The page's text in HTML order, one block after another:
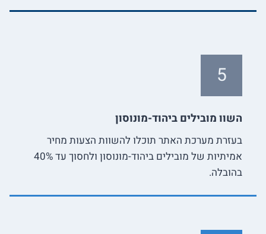
5
השוו מובילים ביהוד-מונוסון
בעזרת מערכת האתר תוכלו להשוות הצעות מחיר
אמיתיות של מובילים ביהוד-מונוסון ולחסוך עד 40%
בהובלה.